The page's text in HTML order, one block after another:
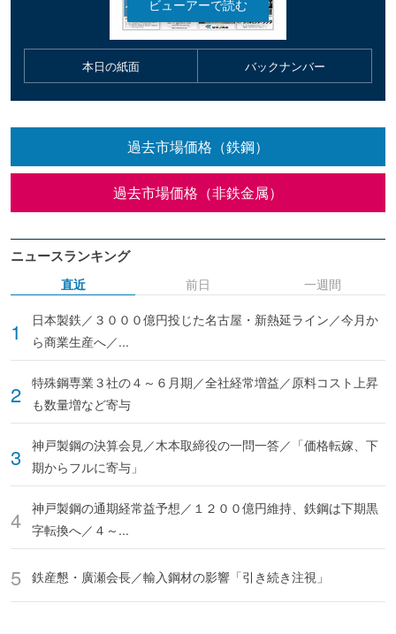
本日の紙面 バックナンバー
過去市場価格（鉄鋼）
過去市場価格（非鉄金属）
ニュースランキング
直近
日本製鉄／３０００億円投じた名古屋・新熱延ライン／今月か
ら商業生産へ／...
特殊鋼専業３社の４～６月期／全社経常増益／原料コスト上昇
も数量増など寄与
神戸製鋼の決算会見／木本取締役の一問一答／「価格転嫁、下
期からフルに寄与」
神戸製鋼の通期経常益予想／１２００億円維持、鉄鋼は下期黒
字転換へ／４～...
鉄産懇・廣瀬会長／輸入鋼材の影響「引き続き注視」
前日 一週間